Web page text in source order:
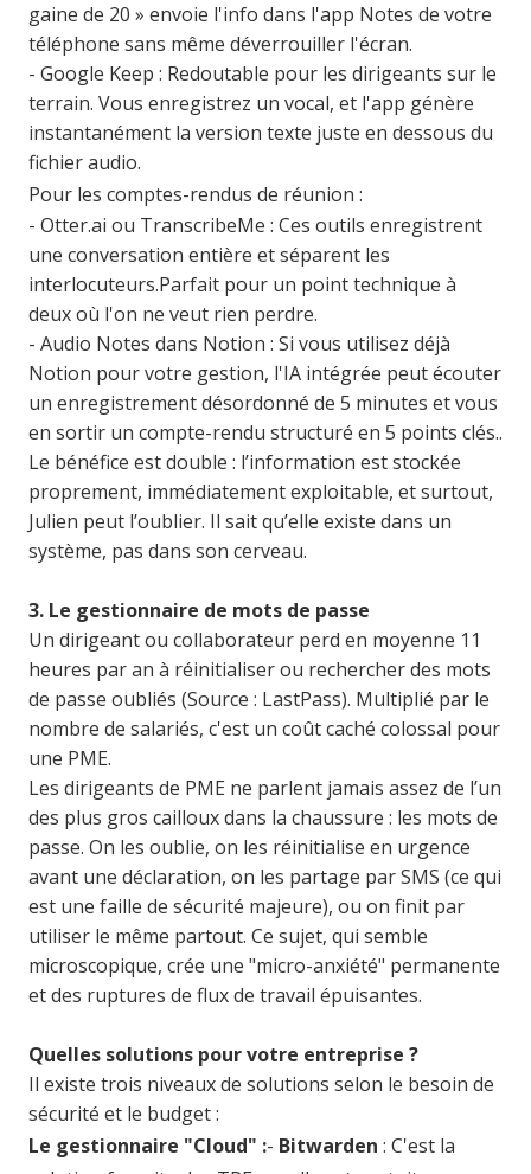
gaine de 20 » envoie l'info dans l'app Notes de votre
téléphone sans même déverrouiller l'écran.
- Google Keep : Redoutable pour les dirigeants sur le
terrain. Vous enregistrez un vocal, et l'app génère
instantanément la version texte juste en dessous du
fichier audio.
Pour les comptes-rendus de réunion :
- Otter.ai ou TranscribeMe : Ces outils enregistrent
une conversation entière et séparent les
interlocuteurs.Parfait pour un point technique à
deux où l'on ne veut rien perdre.
- Audio Notes dans Notion : Si vous utilisez déjà
Notion pour votre gestion, l'IA intégrée peut écouter
un enregistrement désordonné de 5 minutes et vous
en sortir un compte-rendu structuré en 5 points clés..
Le bénéfice est double : l’information est stockée
proprement, immédiatement exploitable, et surtout,
Julien peut l’oublier. Il sait qu’elle existe dans un
système, pas dans son cerveau.
3. Le gestionnaire de mots de passe
Un dirigeant ou collaborateur perd en moyenne 11
heures par an à réinitialiser ou rechercher des mots
de passe oubliés (Source : LastPass). Multiplié par le
nombre de salariés, c'est un coût caché colossal pour
une PME.
Les dirigeants de PME ne parlent jamais assez de l’un
des plus gros cailloux dans la chaussure : les mots de
passe. On les oublie, on les réinitialise en urgence
avant une déclaration, on les partage par SMS (ce qui
est une faille de sécurité majeure), ou on finit par
utiliser le même partout. Ce sujet, qui semble
microscopique, crée une "micro-anxiété" permanente
et des ruptures de flux de travail épuisantes.
Quelles solutions pour votre entreprise ?
Il existe trois niveaux de solutions selon le besoin de
sécurité et le budget :
Le gestionnaire "Cloud" :- Bitwarden : C'est la